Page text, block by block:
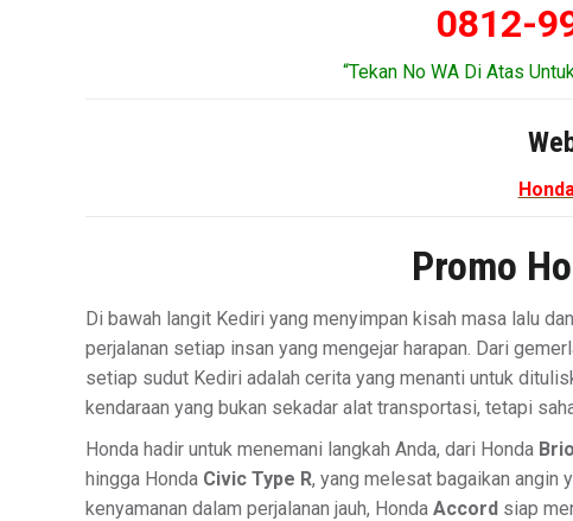
0812-
“Tekan No WA Di Atas
Promo
Di bawah langit Kediri yang menyimpan kisah masa lalu
perjalanan setiap insan yang mengejar harapan. Dari
setiap sudut Kediri adalah cerita yang menanti untuk
kendaraan yang bukan sekadar alat transportasi, tetapi
Honda hadir untuk menemani langkah Anda, dari Honda Brio
hingga Honda Civic Type R, yang melesat bagaikan angin
kenyamanan dalam perjalanan jauh, Honda Accord siap